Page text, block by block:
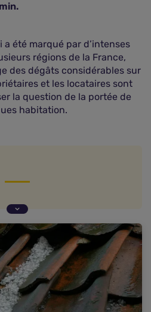
min.
été marqué par d’intenses
régions de la France,
des dégâts considérables sur
et les locataires sont
la question de la portée de
habitation.
sont pas inclus dans la
l'indemnisation ?